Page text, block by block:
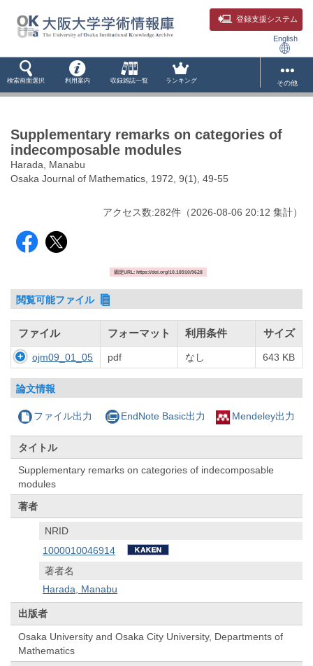
登録支援システム
English
検索画面選択 利用案内 収録雑誌一覧 ランキング その他
Supplementary remarks on categories of
indecomposable modules
Harada, Manabu
Osaka Journal of Mathematics, 1972, 9(1), 49-55
アクセス数:282件 （2026-08-06 20:12 集計）
固定URL: https://doi.org/10.18910/9628
閲覧可能ファイル
ファイル フォーマット 利用条件 サイズ
ojm09_01_05 pdf なし 643 KB
論文情報
ファイル出力 EndNote Basic出力 Mendeley出力
タイトル
Supplementary remarks on categories of indecomposable
modules
著者
NRID
1000010046914
著者名
Harada, Manabu
出版者
Osaka University and Osaka City University, Departments of
Mathematics